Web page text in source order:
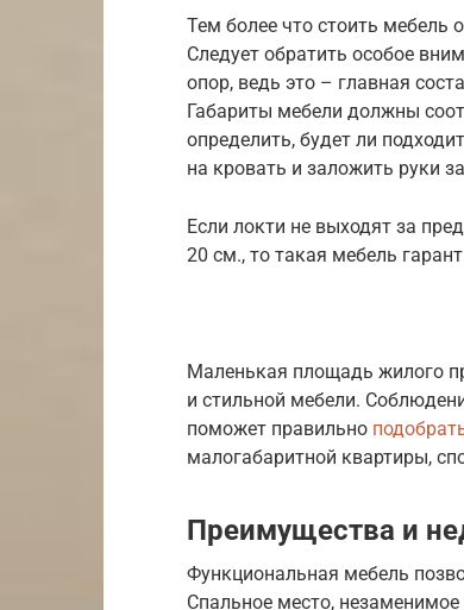
Тем более что стоить мебель
Следует обратить особое
опор, ведь это – главная
Габариты мебели должны
определить, будет ли
на кровать и заложить руки
Если локти не выходят за
20 см., то такая мебель
Маленькая площадь жилого
и стильной мебели.
поможет правильно
малогабаритной квартиры,
Преимущества и
Функциональная мебель
Спальное место,